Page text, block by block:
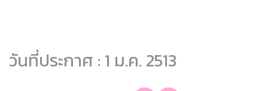
วันที่ประกาศ : 1 ม.ค. 2513